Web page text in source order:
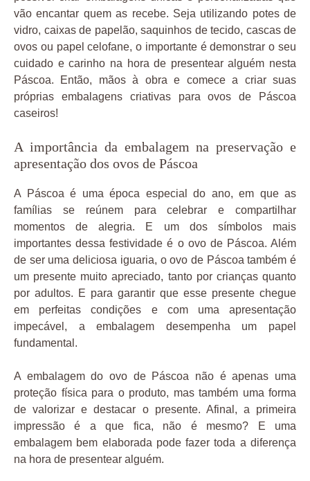
vão encantar quem as recebe. Seja utilizando potes de
vidro, caixas de papelão, saquinhos de tecido, cascas de
ovos ou papel celofane, o importante é demonstrar o seu
cuidado e carinho na hora de presentear alguém nesta
Páscoa. Então, mãos à obra e comece a criar suas
próprias embalagens criativas para ovos de Páscoa
caseiros!
A importância da embalagem na preservação e
apresentação dos ovos de Páscoa
A Páscoa é uma época especial do ano, em que as
famílias se reúnem para celebrar e compartilhar
momentos de alegria. E um dos símbolos mais
importantes dessa festividade é o ovo de Páscoa. Além
de ser uma deliciosa iguaria, o ovo de Páscoa também é
um presente muito apreciado, tanto por crianças quanto
por adultos. E para garantir que esse presente chegue
em perfeitas condições e com uma apresentação
impecável, a embalagem desempenha um papel
fundamental.
A embalagem do ovo de Páscoa não é apenas uma
proteção física para o produto, mas também uma forma
de valorizar e destacar o presente. Afinal, a primeira
impressão é a que fica, não é mesmo? E uma
embalagem bem elaborada pode fazer toda a diferença
na hora de presentear alguém.